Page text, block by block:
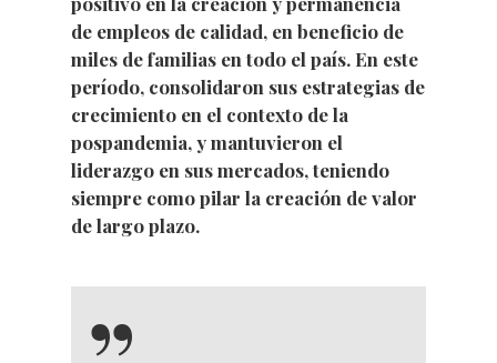
de empleos de calidad, en beneficio de
miles de familias en todo el país. En este
período, consolidaron sus estrategias de
crecimiento en el contexto de la
pospandemia, y mantuvieron el
liderazgo en sus mercados, teniendo
siempre como pilar la creación de valor
de largo plazo.